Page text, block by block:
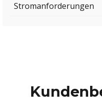
Stromanforderungen